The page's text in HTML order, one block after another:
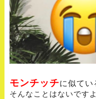
モンチッチに似てい
そんなことはないです